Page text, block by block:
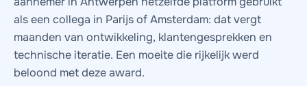
als een collega in Parijs of Amsterdam: dat vergt
maanden van ontwikkeling, klantengesprekken en
technische iteratie. Een moeite die rijkelijk werd
beloond met deze award.